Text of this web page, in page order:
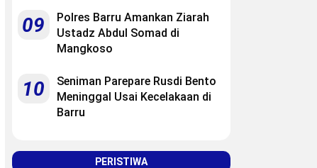
09
Polres Barru Amankan Ziarah
Ustadz Abdul Somad di
Mangkoso
10
Seniman Parepare Rusdi Bento
Meninggal Usai Kecelakaan di
Barru
PERISTIWA